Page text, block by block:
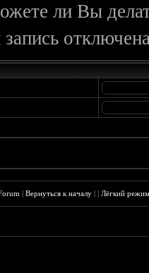
ли Вы
|Вернуться к началу ||Лёгкий